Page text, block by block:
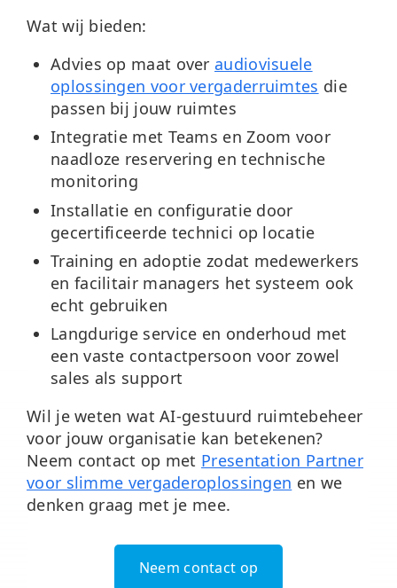
Wat wij bieden:
Advies op maat overaudiovisuele
oplossingen voor vergaderruimtes die
passen bij jouw ruimtes
Integratie met Teams en Zoom voor
naadloze reservering en technische
monitoring
Installatie en configuratie door
gecertificeerde technici op locatie
Training en adoptie zodat medewerkers
en facilitair managers het systeem ook
echt gebruiken
Langdurige service en onderhoud met
een vaste contactpersoon voor zowel
sales als support
Wil je weten wat AI-gestuurd ruimtebeheer
voor jouw organisatie kan betekenen?
Neem contact op met Presentation Partner
voor slimme vergaderoplossingen en we
denken graag met je mee.
Neem contact op